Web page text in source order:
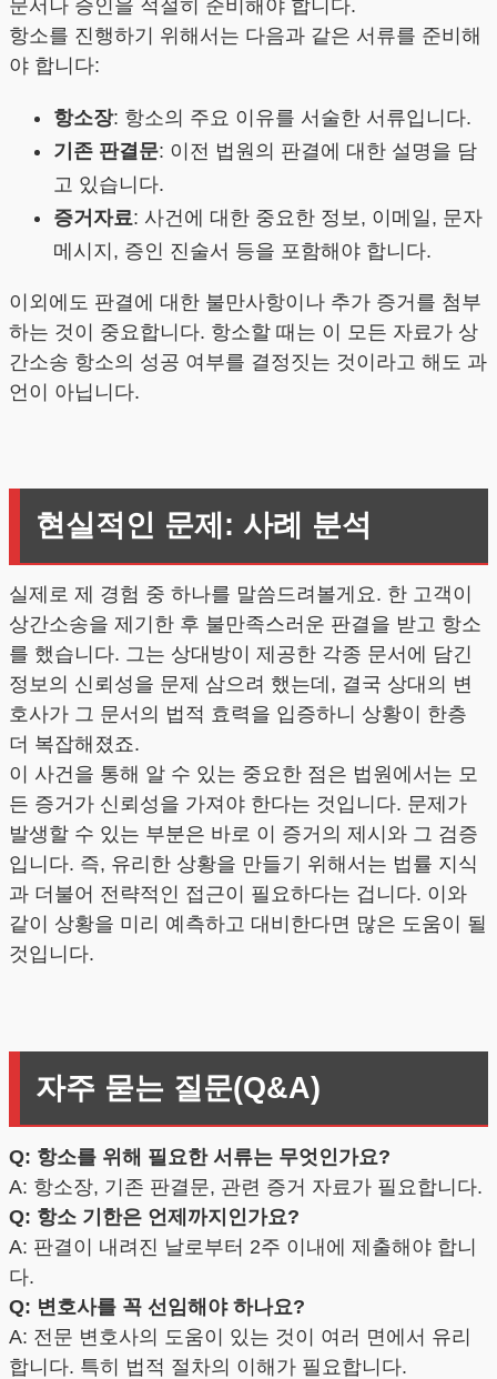
문서나 증인을 적절히 준비해야 합니다.
항소를 진행하기 위해서는 다음과 같은 서류를 준비해
야 합니다:
항소장: 항소의 주요 이유를 서술한 서류입니다.
기존 판결문: 이전 법원의 판결에 대한 설명을 담
고 있습니다.
증거자료: 사건에 대한 중요한 정보, 이메일, 문자
메시지, 증인 진술서 등을 포함해야 합니다.
이외에도 판결에 대한 불만사항이나 추가 증거를 첨부
하는 것이 중요합니다. 항소할 때는 이 모든 자료가 상
간소송 항소의 성공 여부를 결정짓는 것이라고 해도 과
언이 아닙니다.
현실적인 문제: 사례 분석
실제로 제 경험 중 하나를 말씀드려볼게요. 한 고객이
상간소송을 제기한 후 불만족스러운 판결을 받고 항소
를 했습니다. 그는 상대방이 제공한 각종 문서에 담긴
정보의 신뢰성을 문제 삼으려 했는데, 결국 상대의 변
호사가 그 문서의 법적 효력을 입증하니 상황이 한층
더 복잡해졌죠.
이 사건을 통해 알 수 있는 중요한 점은 법원에서는 모
든 증거가 신뢰성을 가져야 한다는 것입니다. 문제가
발생할 수 있는 부분은 바로 이 증거의 제시와 그 검증
입니다. 즉, 유리한 상황을 만들기 위해서는 법률 지식
과 더불어 전략적인 접근이 필요하다는 겁니다. 이와
같이 상황을 미리 예측하고 대비한다면 많은 도움이 될
것입니다.
자주 묻는 질문(Q&A)
Q: 항소를 위해 필요한 서류는 무엇인가요?
A: 항소장, 기존 판결문, 관련 증거 자료가 필요합니다.
Q: 항소 기한은 언제까지인가요?
A: 판결이 내려진 날로부터 2주 이내에 제출해야 합니
다.
Q: 변호사를 꼭 선임해야 하나요?
A: 전문 변호사의 도움이 있는 것이 여러 면에서 유리
합니다. 특히 법적 절차의 이해가 필요합니다.